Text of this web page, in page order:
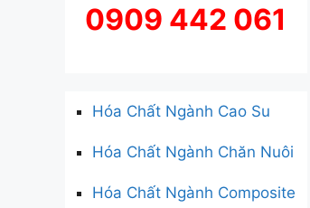
0909 442 061
Hóa Chất Ngành Cao Su
Hóa Chất Ngành Chăn Nuôi
Hóa Chất Ngành Composite